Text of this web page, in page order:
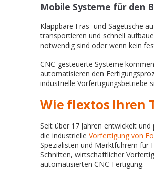
Mobile Systeme für den
Klappbare Fräs- und Sägetische
transportieren und schnell
notwendig sind oder wenn kein
CNC-gesteuerte Systeme
automatisieren den
industrielle Vorfertigungsbetriebe
Wie flextos Ihren
Seit über 17 Jahren entwickelt
die industrielle Vorfertigung von
Spezialisten und Marktführern für
Schnitten, wirtschaftlicher
automatisierten CNC-Fertigung.